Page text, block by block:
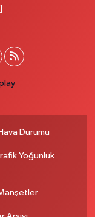
NO:57Çağdaş fırının
Durumu
Yoğunluk